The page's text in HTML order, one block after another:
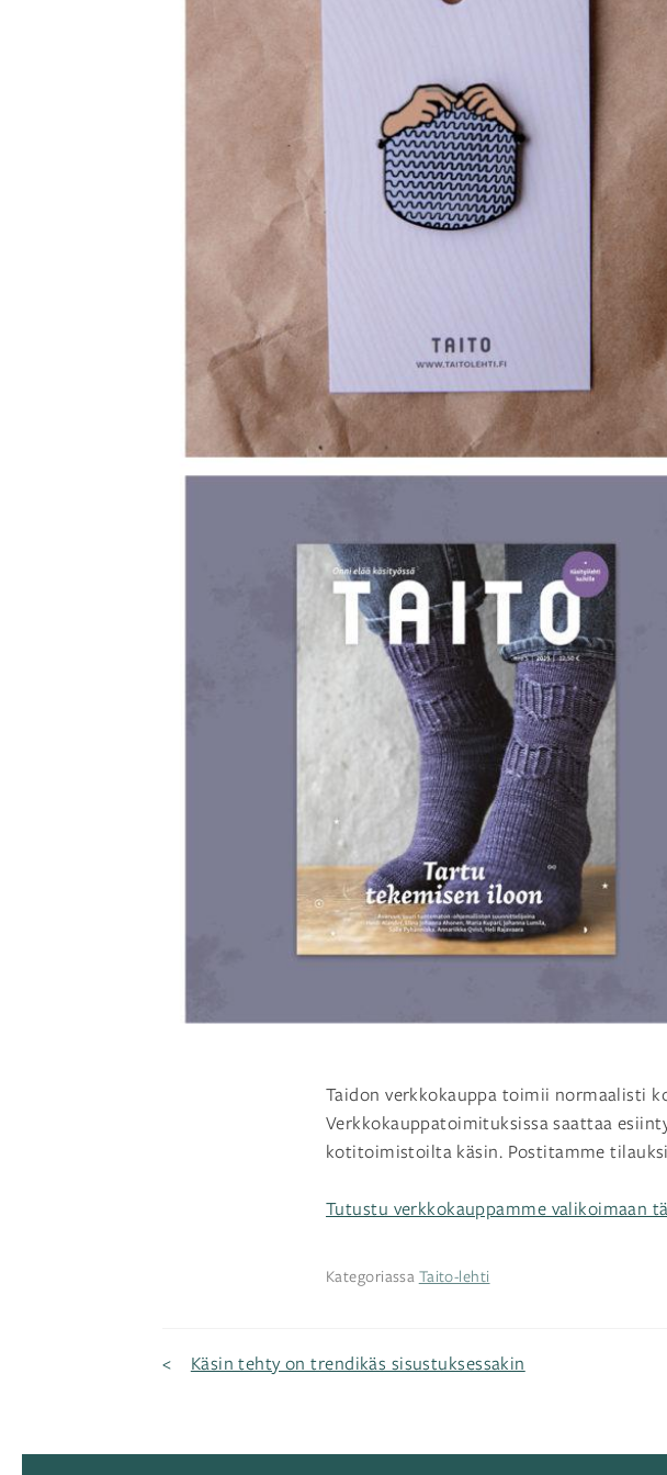
Taidon verkkokauppa toimii normaalisti
Verkkokauppatoimituksissa saattaa
kotitoimistoilta käsin. Postitamme
Tutustu verkkokauppamme valikoimaan
Kategoriassa Taito-lehti
Artikkelien
selaus
Käsin tehty on trendikäs sisustuksessakin